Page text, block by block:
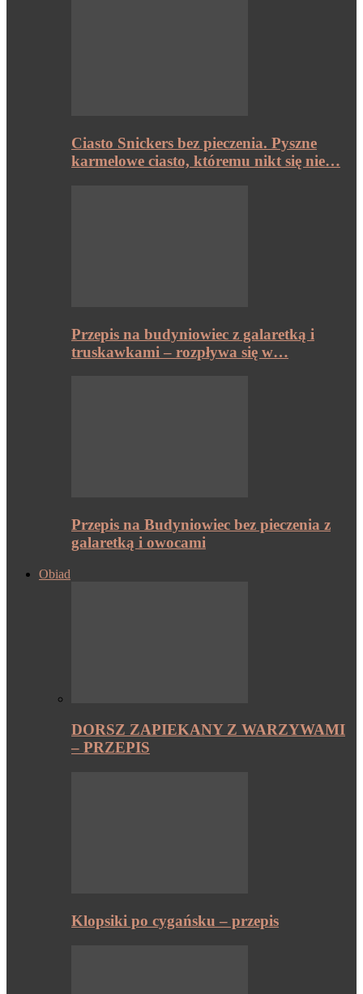
Ciasto Snickers bez pieczenia. Pyszne
karmelowe ciasto, któremu nikt się nie…
Przepis na budyniowiec z galaretką i
truskawkami – rozpływa się w…
Przepis na Budyniowiec bez pieczenia z
galaretką i owocami
Obiad
DORSZ ZAPIEKANY Z WARZYWAMI
– PRZEPIS
Klopsiki po cygańsku – przepis